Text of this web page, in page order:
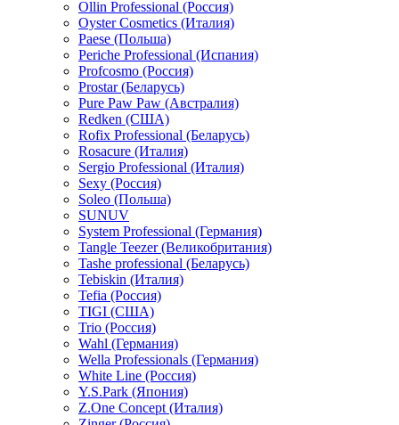
Ollin Professional (Россия)
Oyster Cosmetics (Италия)
Paese (Польша)
Periche Professional (Испания)
Profcosmo (Россия)
Prostar (Беларусь)
Pure Paw Paw (Австралия)
Redken (США)
Rofix Professional (Беларусь)
Rosacure (Италия)
Sergio Professional (Италия)
Sexy (Россия)
Soleo (Польша)
SUNUV
System Professional (Германия)
Tangle Teezer (Великобритания)
Tashe professional (Беларусь)
Tebiskin (Италия)
Tefia (Россия)
TIGI (США)
Trio (Россия)
Wahl (Германия)
Wella Professionals (Германия)
White Line (Россия)
Y.S.Park (Япония)
Z.One Concept (Италия)